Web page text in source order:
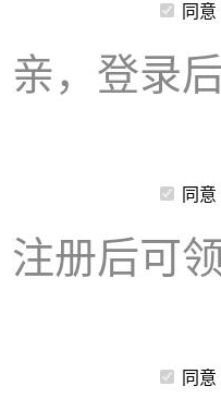
同意
亲，登录
同意
注册后可
同意